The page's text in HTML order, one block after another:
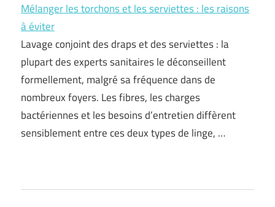
Mélanger les torchons et les serviettes : les raisons
à éviter
Lavage conjoint des draps et des serviettes : la
plupart des experts sanitaires le déconseillent
formellement, malgré sa fréquence dans de
nombreux foyers. Les fibres, les charges
bactériennes et les besoins d’entretien diffèrent
sensiblement entre ces deux types de linge, …